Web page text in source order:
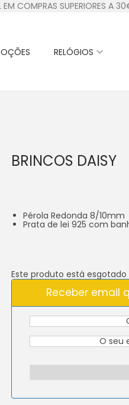
COMPRAS SUPERIORES A
RELÓGIOS
BRINCOS DAISY
Pérola Redonda 8/10mm
Prata de lei 925 com
Este produto está esgotado
Receber email